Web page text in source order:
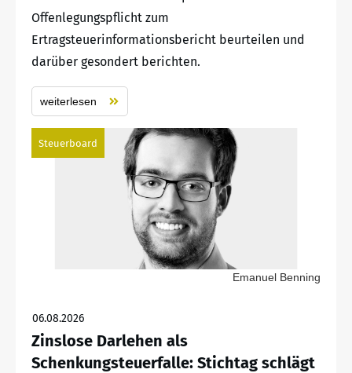
Offenlegungspflicht zum
Ertragsteuerinformationsbericht beurteilen und
darüber gesondert berichten.
weiterlesen
Steuerboard
Emanuel Benning
06.08.2026
Zinslose Darlehen als
Schenkungsteuerfalle: Stichtag schlägt